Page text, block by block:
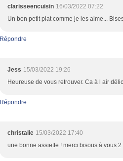
clarisseencuisin 16/03/2022 07:22
Un bon petit plat comme je les aime...
Répondre
Jess 15/03/2022 19:26
Heureuse de vous retrouver. Ca à l air
Répondre
christalie 15/03/2022 17:40
une bonne assiette ! merci bisous à vous 2